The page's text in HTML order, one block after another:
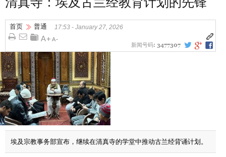
首页 普通 17:53 - January 27, 2026
新闻号码: 3477307
埃及宗教事务部宣布，继续在清真寺的学堂中推动古兰经背诵计划。